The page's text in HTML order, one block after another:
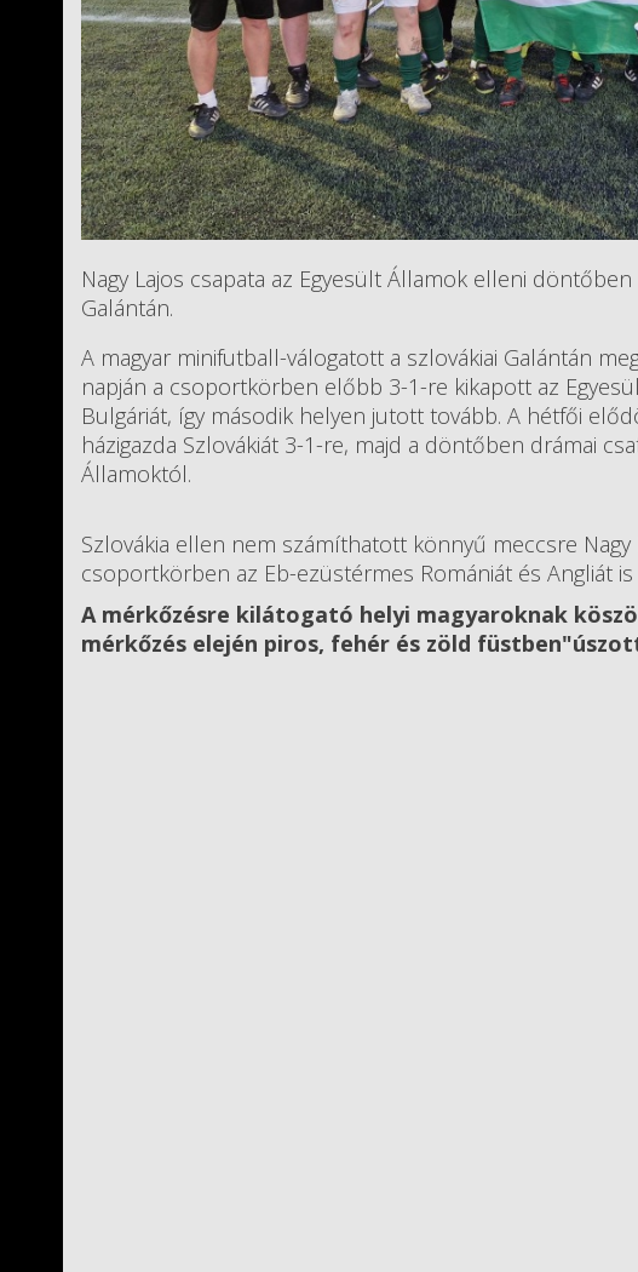
Nagy Lajos csapata az Egyesült Államok elleni
Galántán.
A magyar minifutball-válogatott a szlovákiai Galántán
napján a csoportkörben előbb 3-1-re kikapott az
Bulgáriát, így második helyen jutott tovább. A hétfői
házigazda Szlovákiát 3-1-re, majd a döntőben drámai
Államoktól.
Szlovákia ellen nem számíthatott könnyű meccsre
csoportkörben az Eb-ezüstérmes Romániát és Angliát
A mérkőzésre kilátogató helyi magyaroknak
mérkőzés elején piros, fehér és zöld